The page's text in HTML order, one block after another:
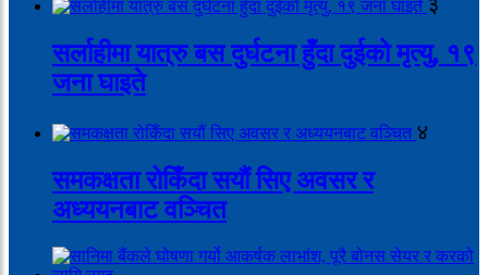
सर्लाहीमा यात्रु बस दुर्घटना हुँदा दुईको मृत्यु, १९
जना घाइते
४
समकक्षता रोकिँदा सयौं सिए अवसर र
अध्ययनबाट वञ्चित